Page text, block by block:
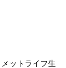
ットライフ生